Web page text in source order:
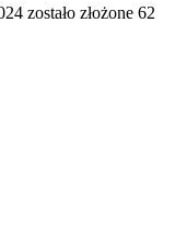
zostało złożone 62